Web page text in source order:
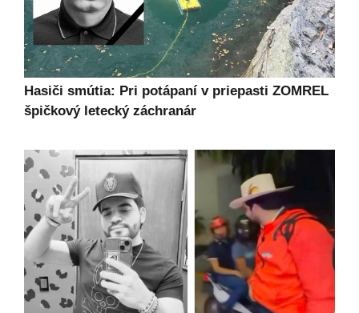
Hasiči smútia: Pri potápaní v priepasti ZOMREL
špičkový letecký záchranár